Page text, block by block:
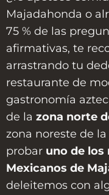
Majadahonda o
75 % de las
afirmativas, te
arrastrando tu
restaurante de
gastronomía
de la zona norte
zona noreste de
probar uno de los
Mexicanos de
deleitemos con